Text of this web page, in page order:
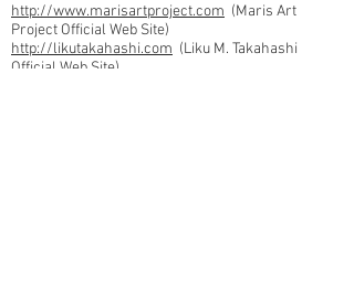
http://www.marisartproject.com (Maris Art
Project Official Web Site)
http://likutakahashi.com (Liku M. Takahashi
Official Web Site)